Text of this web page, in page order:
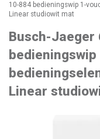
10-884 bedieningswip 1-
Linear studiowit mat
Busch-Jaeger
Linear